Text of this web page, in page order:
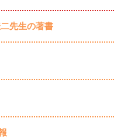
先生の著書